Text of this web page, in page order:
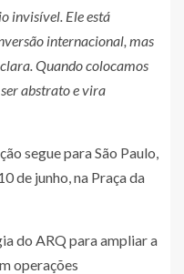
invisível. Ele está
internacional, mas
Quando colocamos
abstrato e vira
segue para São Paulo,
de junho, na Praça da
do ARQ para ampliar a
operações